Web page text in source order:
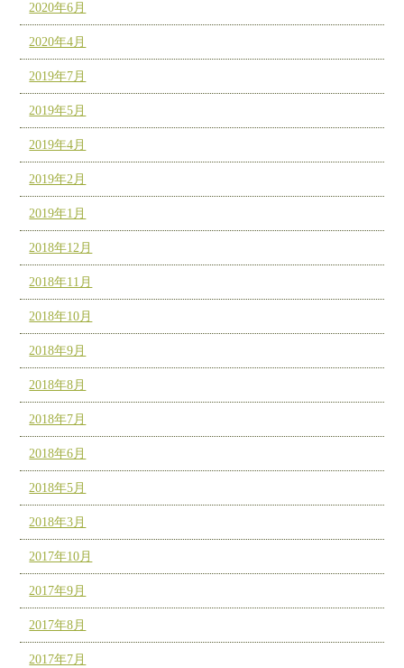
2020年6月
2020年4月
2019年7月
2019年5月
2019年4月
2019年2月
2019年1月
2018年12月
2018年11月
2018年10月
2018年9月
2018年8月
2018年7月
2018年6月
2018年5月
2018年3月
2017年10月
2017年9月
2017年8月
2017年7月